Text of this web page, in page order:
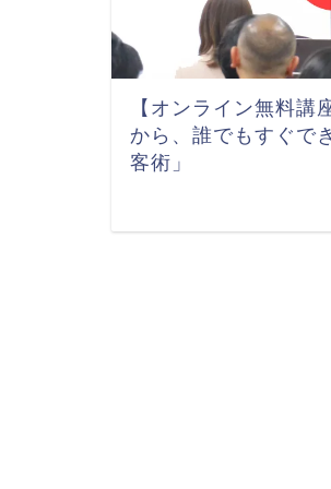
【オンライン無料講
から、誰でもすぐで
客術」